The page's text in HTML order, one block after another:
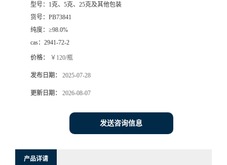
型号： 1克、5克、25克及其他包装
货号： PB73841
纯度： ≥98.0%
cas： 2941-72-2
价格： ￥120/瓶
发布日期： 2025-07-28
更新日期： 2026-08-07
发送咨询信息
产品详请